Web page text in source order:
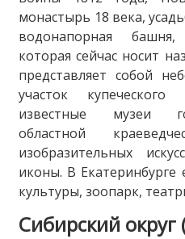
монастырь 18 века,
водонапорная
которая сейчас носит
представляет собой
участок купеческого
известные музеи
областной
изобразительных
иконы. В
культуры, зоопарк,
Сибирский округ